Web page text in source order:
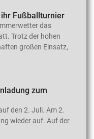
ihr Fußballturnier
das
Trotz der hohen
großen Einsatz,
zum
den 2. Juli. Am 2.
wieder auf. Auf der